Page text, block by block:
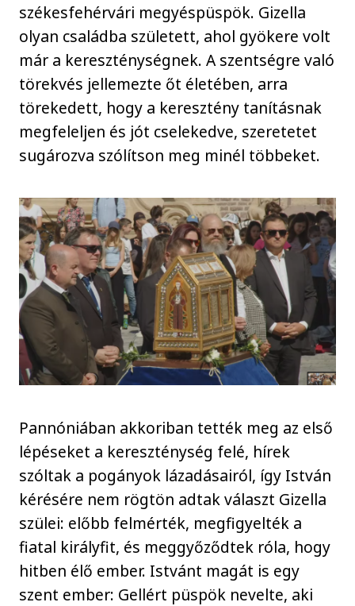
székesfehérvári megyéspüspök. Gizella
olyan családba született, ahol gyökere volt
már a kereszténységnek. A szentségre való
törekvés jellemezte őt életében, arra
törekedett, hogy a keresztény tanításnak
megfeleljen és jót cselekedve, szeretetet
sugározva szólítson meg minél többeket.
Pannóniában akkoriban tették meg az első
lépéseket a kereszténység felé, hírek
szóltak a pogányok lázadásairól, így István
kérésére nem rögtön adtak választ Gizella
szülei: előbb felmérték, megfigyelték a
fiatal királyfit, és meggyőződtek róla, hogy
hitben élő ember. Istvánt magát is egy
szent ember: Gellért püspök nevelte, aki